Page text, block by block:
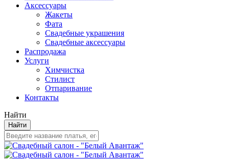
Аксессуары
Жакеты
Фата
Свадебные украшения
Свадебные аксессуары
Распродажа
Услуги
Химчистка
Стилист
Отпаривание
Контакты
Найти
Найти